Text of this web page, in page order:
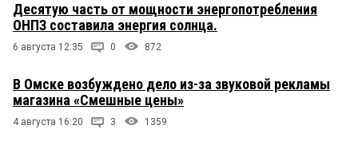
Десятую часть от мощности энергопотребления
ОНПЗ составила энергия солнца.
6 августа 12:35 0 872
В Омске возбуждено дело из-за звуковой рекламы
магазина «Смешные цены»
4 августа 16:20 3 1359